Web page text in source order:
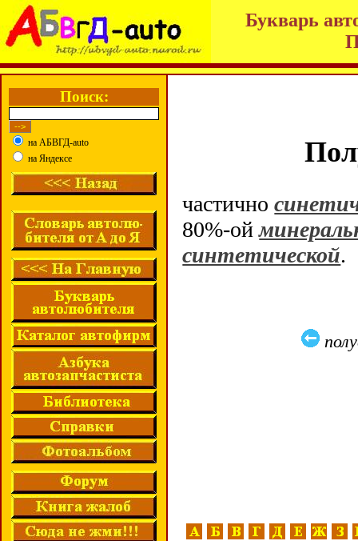
Букварь
Поиск:
на АБВГД-auto
на Яндексе
частично
80%-ой
синтетической.